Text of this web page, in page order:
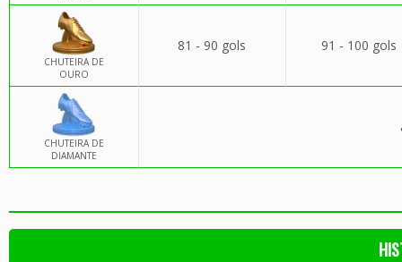
CHUTEIRA DE
OURO
81 - 90 gols 91 - 100 gols
CHUTEIRA DE
DIAMANTE